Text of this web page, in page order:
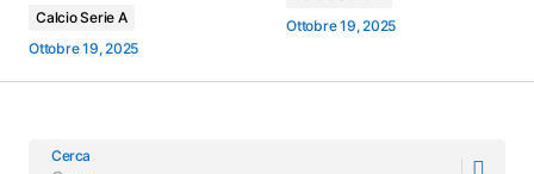
Calcio Serie A
Ottobre 19, 2025
Ottobre 19, 2025
Cerca